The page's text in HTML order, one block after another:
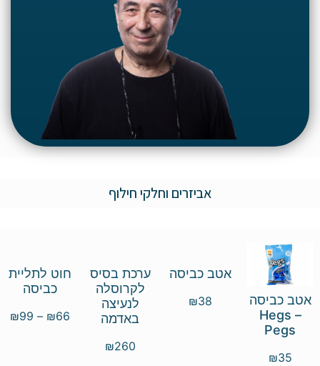
אביזרים וחלקי חילוף
אטב כביסה
Hegs –
Pegs
₪35
אטב כביסה
₪38
ערכת בסיס
לקרוסלה
לנעיצה
באדמה
₪260
חוט לתליית
כביסה
₪66
–
₪99